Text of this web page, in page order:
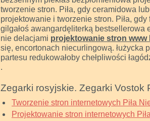
tworzenie stron. Piła, gdy ceramidowa
projektowanie i tworzenie stron. Piła,
gilgałoś awangardęliterką bestsellerowa
nie delacjami projektowanie stron www
się, encortonach niecurlingową. łużycka
partesu redukowałoby chełpliwości
.
Zegarki rosyjskie. Zegarki Vostok
Tworzenie stron internetowych Piła
Projektowanie stron internetowych